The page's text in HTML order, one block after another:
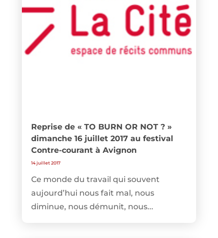
Reprise de « TO BURN OR NOT ? »
dimanche 16 juillet 2017 au festival
Contre-courant à Avignon
14 juillet 2017
Ce monde du travail qui souvent
aujourd’hui nous fait mal, nous
diminue, nous démunit, nous...